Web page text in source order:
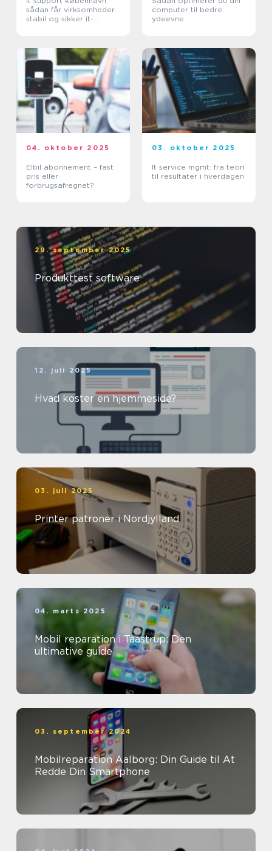
sådan får virksomheder
stabil og sikker it-
computer til bedre
ydeevne
04. oktober 2025
Elbil abonnement – fast
pris eller
forbrugsafregnet?
03. oktober 2025
It service mgmt: fra teori
til resultater i hverdagen
29. september 2025
Produkttest software
12. juli 2025
Hvad koster en hjemmeside?
03. juli 2025
Printer patroner i Nordjylland
04. marts 2025
Mobil reparation i Taastrup: Den
ultimative guide
03. september 2024
Mobilreparation Aalborg: Din Guide til At
Redde Din Smartphone